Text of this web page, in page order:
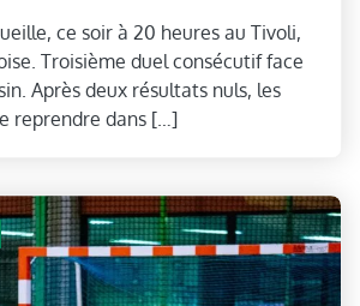
ce soir à 20 heures au Tivoli,
Troisième duel consécutif face
Après deux résultats nuls, les
reprendre dans […]